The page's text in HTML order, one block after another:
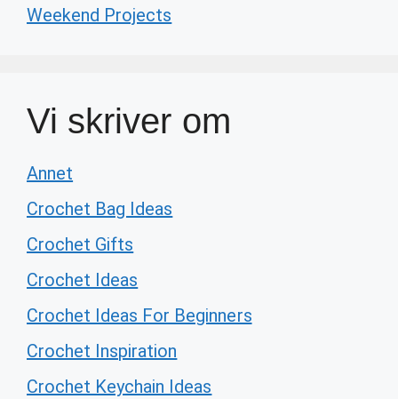
Weekend Projects
Vi skriver om
Annet
Crochet Bag Ideas
Crochet Gifts
Crochet Ideas
Crochet Ideas For Beginners
Crochet Inspiration
Crochet Keychain Ideas